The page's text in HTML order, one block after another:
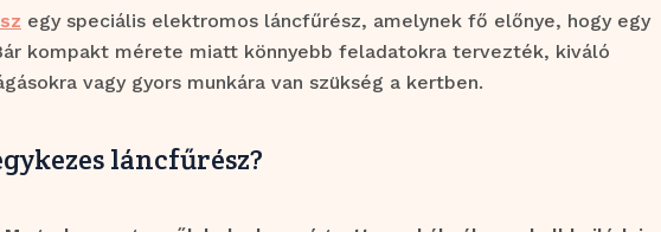
egy speciális elektromos láncfűrész, amelynek fő előnye, hogy egy
kompakt mérete miatt könnyebb feladatokra tervezték, kiváló
vagy gyors munkára van szükség a kertben.
láncfűrész?